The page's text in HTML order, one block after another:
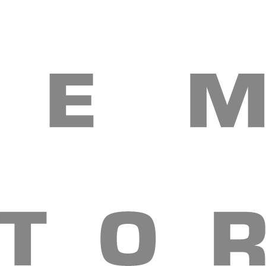
ответ на жалобу, поданную Клиентом, в течение 10
финансовой системы в соответствии с Законом РА “О
установленную законодательством РА.